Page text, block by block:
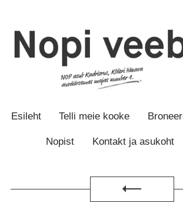
juurde
juurde
Esileht Telli meie kooke
Nopist Kontakt ja asukoht